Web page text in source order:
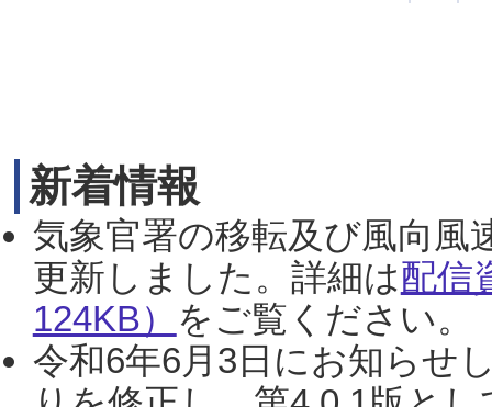
新着情報
気象官署の移転及び風向風
更新しました。詳細は配信
124KB） をご覧ください。
令和6年6月3日にお知らせ